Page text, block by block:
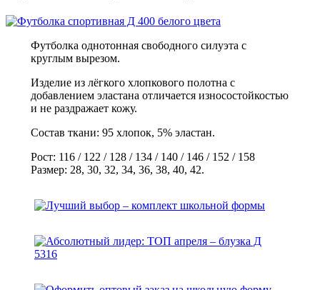
Футболка однотонная свободного силуэта с
круглым вырезом.
Изделие из лёгкого хлопкового полотна с
добавлением эластана отличается износостойкостью
и не раздражает кожу.
Состав ткани: 95 хлопок, 5% эластан.
Рост: 116 / 122 / 128 / 134 / 140 / 146 / 152 / 158
Размер: 28, 30, 32, 34, 36, 38, 40, 42.